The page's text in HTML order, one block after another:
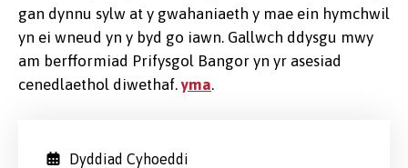
gan dynnu sylw at y gwahaniaeth y mae ein hymchwil
yn ei wneud yn y byd go iawn. Gallwch ddysgu mwy
am berfformiad Prifysgol Bangor yn yr asesiad
cenedlaethol diwethaf.yma.
Dyddiad Cyhoeddi